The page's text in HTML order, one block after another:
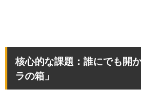
核心的な課題：誰にでも開
ラの箱」